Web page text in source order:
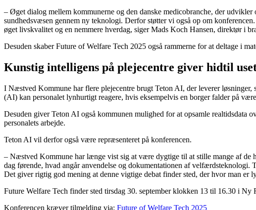
– Øget dialog mellem kommunerne og den danske medicobranche, der
sundhedsvæsen gennem ny teknologi. Derfor støtter vi også op om
øget livskvalitet og en nemmere hverdag, siger Mads Koch Hansen, direktør i
Desuden skaber Future of Welfare Tech 2025 også rammerne for at deltage i
Kunstig intelligens på plejecentre giver hidtil
I Næstved Kommune har flere plejecentre brugt Teton AI, der leverer
(AI) kan personalet lynhurtigt reagere, hvis eksempelvis en borger falder på
Desuden giver Teton AI også kommunen mulighed for at opsamle realtidsdata
personalets arbejde.
Teton AI vil derfor også være repræsenteret på konferencen.
– Næstved Kommune har længe vist sig at være dygtige til at stille mange af
dag førende, hvad angår anvendelse og dokumentationen af
Det giver rigtig god mening at denne vigtige debat finder sted, der hvor man
Future Welfare Tech finder sted tirsdag 30. september klokken 13 til 16.30 i Ny
Konferencen kræver tilmelding via: Future of Welfare Tech 2025